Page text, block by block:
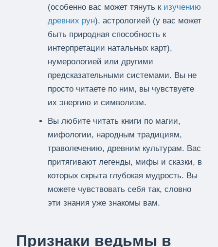
(особенно вас может тянуть к изучению
древних рун), астрологией (у вас может
быть природная способность к
интерпретации натальных карт),
нумерологией или другими
предсказательными системами. Вы не
просто читаете по ним, вы чувствуете
их энергию и символизм.
Вы любите читать книги по магии,
мифологии, народным традициям,
траволечению, древним культурам. Вас
притягивают легенды, мифы и сказки, в
которых скрыта глубокая мудрость. Вы
можете чувствовать себя так, словно
эти знания уже знакомы вам.
Признаки ведьмы в